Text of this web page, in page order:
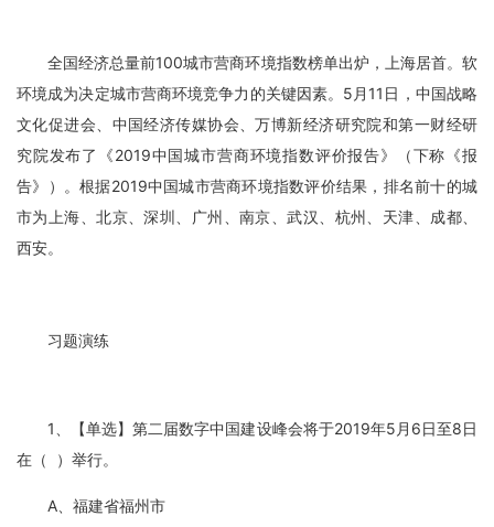
全国经济总量前100城市营商环境指数榜单出炉，上海居首。软
环境成为决定城市营商环境竞争力的关键因素。5月11日，中国战略
文化促进会、中国经济传媒协会、万博新经济研究院和第一财经研
究院发布了《2019中国城市营商环境指数评价报告》（下称《报
告》）。根据2019中国城市营商环境指数评价结果，排名前十的城
市为上海、北京、深圳、广州、南京、武汉、杭州、天津、成都、
西安。
习题演练
1、【单选】第二届数字中国建设峰会将于2019年5月6日至8日
在（ ）举行。
A、福建省福州市